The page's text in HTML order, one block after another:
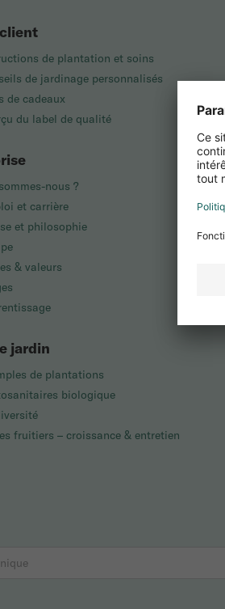
de plantation et soins
de jardinage personnalisés
de cadeaux
du label de qualité
nous ?
et carrière
et philosophie
& valeurs
jardin
de plantations
biologique
fruitiers – croissance & entretien